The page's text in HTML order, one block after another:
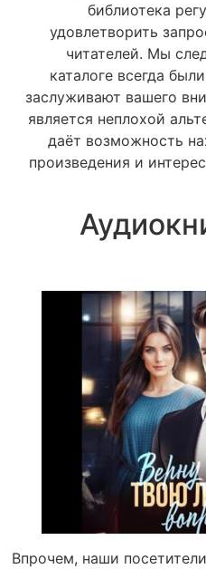
библиотека
удовлетворить
читателей. Мы
каталоге всегда
заслуживают вашего
является неплохой
даёт возможность
произведения и
Впрочем, наши